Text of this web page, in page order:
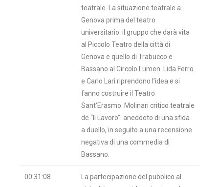
teatrale. La situazione teatrale a
Genova prima del teatro
universitario: il gruppo che darà vita
al Piccolo Teatro della città di
Genova e quello di Trabucco e
Bassano al Circolo Lumen. Lida Ferro
e Carlo Lari riprendono l’idea e si
fanno costruire il Teatro
Sant’Erasmo. Molinari critico teatrale
de “Il Lavoro”: aneddoto di una sfida
a duello, in seguito a una recensione
negativa di una commedia di
Bassano.
00:31:08
La partecipazione del pubblico al